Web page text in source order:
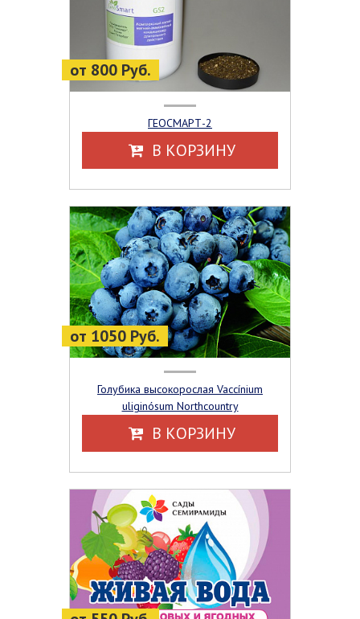
от 800 Руб.
ГЕОСМАРТ-2
В КОРЗИНУ
от 1050 Руб.
Голубика высокорослая Vaccínium
uliginósum Northcountry
В КОРЗИНУ